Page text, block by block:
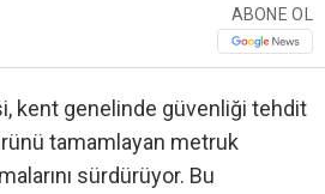
ABONE OL
kent genelinde güvenliği tehdit
tamamlayan metruk
sürdürüyor. Bu